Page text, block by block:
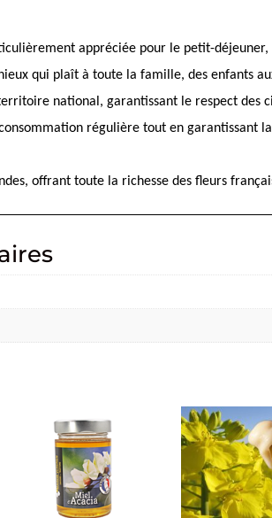
appréciée pour le petit-
qui plaît à toute la famille, des enfants
national, garantissant le respect des
régulière tout en garantissant
offrant toute la richesse des fleurs